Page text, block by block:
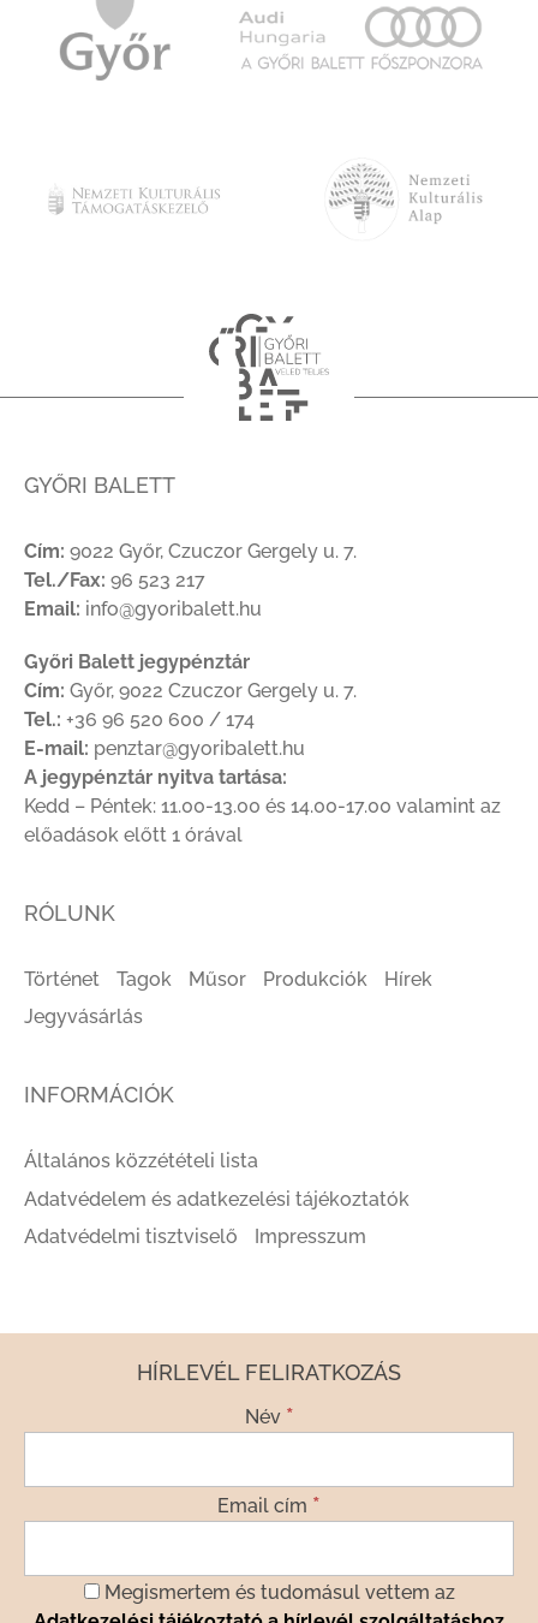
GYŐRI BALETT
Cím: 9022 Győr, Czuczor Gergely u. 7.
Tel./Fax: 96 523 217
Email: info@gyoribalett.hu
Győri Balett jegypénztár
Cím: Győr, 9022 Czuczor Gergely u. 7.
Tel.: +36 96 520 600 / 174
E-mail: penztar@gyoribalett.hu
A jegypénztár nyitva tartása:
Kedd – Péntek: 11.00-13.00 és 14.00-17.00 valamint az
előadások előtt 1 órával
RÓLUNK
Történet Tagok Műsor Produkciók
Hírek
Jegyvásárlás
INFORMÁCIÓK
Általános közzétételi lista
Adatvédelem és adatkezelési tájékoztatók
Adatvédelmi tisztviselő
Impresszum
HÍRLEVÉL FELIRATKOZÁS
Név *
Email cím *
Megismertem és tudomásul vettem az